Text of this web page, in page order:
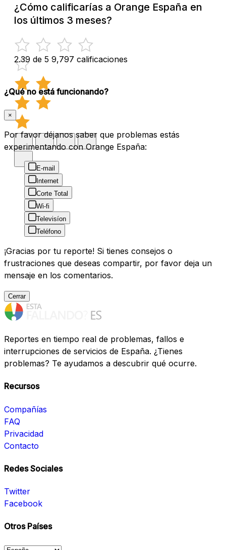
¿Cómo calificarías a Orange España en
los últimos 3 meses?
2.39 de 5 9,797 calificaciones
¿Qué no está funcionando?
×
Por favor déjanos saber que problemas estás
experimentando con Orange España:
E-mail
Internet
Corte Total
Wi-fi
Televisíon
Teléfono
¡Gracias por tu reporte! Si tienes consejos o
frustraciones que deseas compartir, por favor deja un
mensaje en los comentarios.
Cerrar
Reportes en tiempo real de problemas, fallos e
interrupciones de servicios de España. ¿Tienes
problemas? Te ayudamos a descubrir qué ocurre.
Recursos
Compañías
FAQ
Privacidad
Contacto
Redes Sociales
Twitter
Facebook
Otros Países